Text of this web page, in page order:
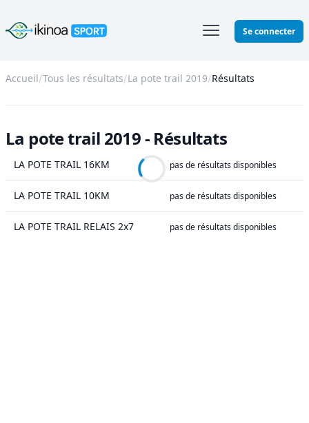
Ikinoa Sport Se connecter
Accueil Tous les résultats La pote trail 2019 Résultats
La pote trail 2019 - Résultats
LA POTE TRAIL 16KM pas de résultats disponibles
LA POTE TRAIL 10KM pas de résultats disponibles
LA POTE TRAIL RELAIS 2x7 pas de résultats disponibles